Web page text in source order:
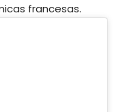
francesas.